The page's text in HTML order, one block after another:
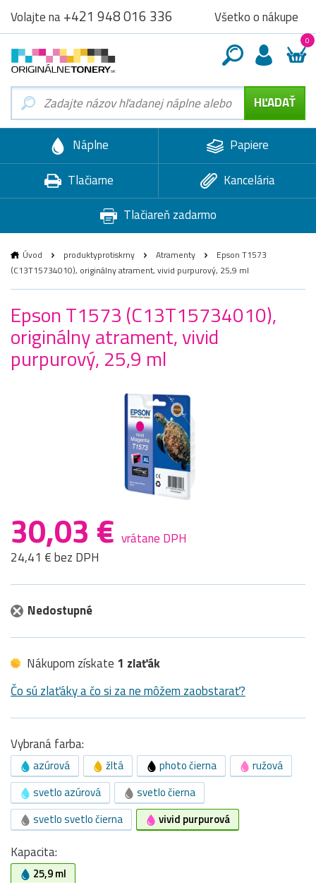
Volajte na+421 948 016 336 Všetko o nákupe
0
Náplne
Papiere
Tlačiarne
Kancelária
Tlačiareň zadarmo
Úvod produktyprotiskrny Atramenty
Epson T1573
(C13T15734010), originálny atrament, vivid purpurový, 25,9 ml
Epson T1573 (C13T15734010),
originálny atrament, vivid
purpurový, 25,9 ml
30,03 € vrátane DPH
24,41 € bez DPH
Nedostupné
Nákupom získate 1 zlaťák
Čo sú zlaťáky a čo si za ne môžem zaobstarať?
Vybraná farba:
azúrová žltá photo čierna
ružová
svetlo azúrová
svetlo čierna
svetlo svetlo čierna
vivid purpurová
Kapacita:
25,9 ml